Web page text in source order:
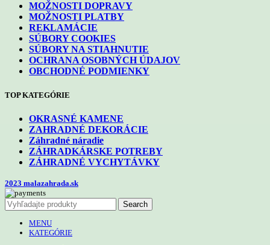
MOŽNOSTI DOPRAVY
MOŽNOSTI PLATBY
REKLAMÁCIE
SÚBORY COOKIES
SÚBORY NA STIAHNUTIE
OCHRANA OSOBNÝCH ÚDAJOV
OBCHODNÉ PODMIENKY
TOP KATEGÓRIE
OKRASNÉ KAMENE
ZAHRADNÉ DEKORÁCIE
Záhradné náradie
ZÁHRADKÁRSKE POTREBY
ZÁHRADNÉ VYCHYTÁVKY
2023 malazahrada.sk
Search
MENU
KATEGÓRIE